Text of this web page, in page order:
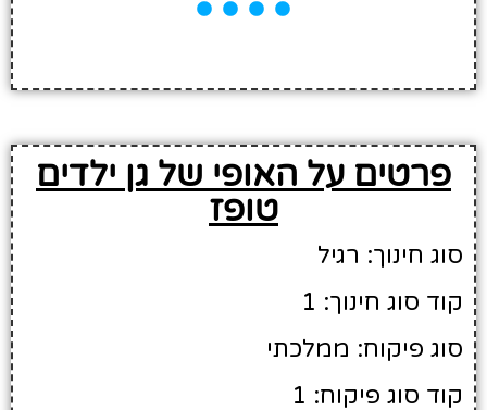
פרטים על האופי של גן ילדים
טופז
סוג חינוך: רגיל
קוד סוג חינוך: 1
סוג פיקוח: ממלכתי
קוד סוג פיקוח: 1